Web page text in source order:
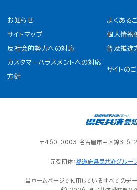
お知らせ よくある
サイトマップ 個人情報
反社会的勢力への対応 普及推進
カスタマーハラスメントへの対応
方針
サイトの
〒460-0003 名古屋市中区錦3-6-
元受団体： 都道府県民共済グルー
当ホームページで使用しているすべてのデ